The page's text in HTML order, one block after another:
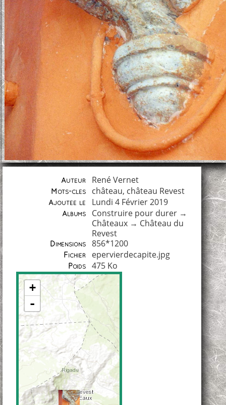
Auteur René Vernet
Mots-clés château, château Revest
Ajoutée le Lundi 4 Février 2019
Albums Construire pour durer→
Châteaux→ Château du
Revest
Dimensions 856*1200
Fichier epervierdecapite.jpg
Poids 475 Ko
+
-